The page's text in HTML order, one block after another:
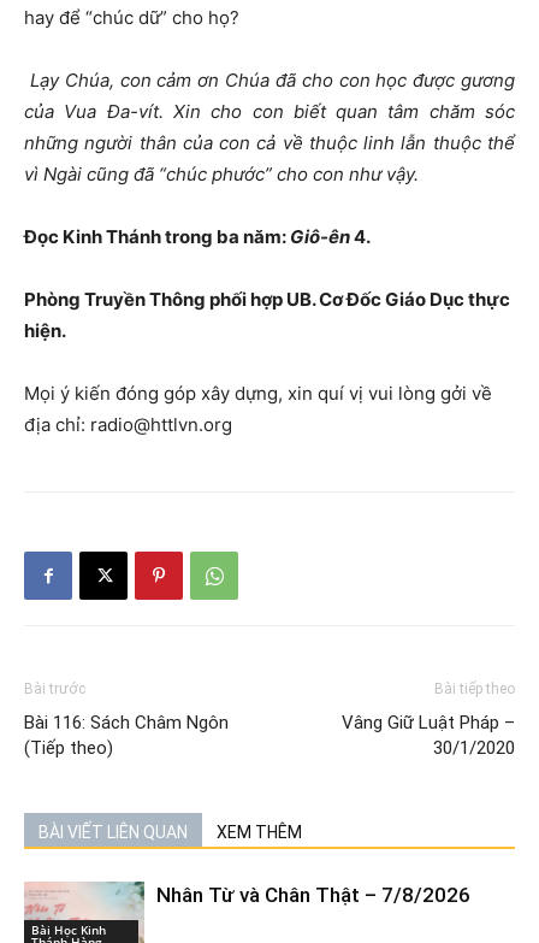
hay để “chúc dữ” cho họ?
Lạy Chúa, con cảm ơn Chúa đã cho con học được gương
của Vua Đa-vít. Xin cho con biết quan tâm chăm sóc
những người thân của con cả về thuộc linh lẫn thuộc thể
vì Ngài cũng đã “chúc phước” cho con như vậy.
Đọc Kinh Thánh trong ba năm: Giô-ên4.
Phòng Truyền Thông phối hợp UB. Cơ Đốc Giáo Dục thực
hiện.
Mọi ý kiến đóng góp xây dựng, xin quí vị vui lòng gởi về
địa chỉ: radio@httlvn.org
Bài trước
Bài 116: Sách Châm Ngôn
(Tiếp theo)
Bài tiếp theo
Vâng Giữ Luật Pháp –
30/1/2020
BÀI VIẾT LIÊN QUAN XEM THÊM
Bài Học Kinh
Nhân Từ và Chân Thật – 7/8/2026